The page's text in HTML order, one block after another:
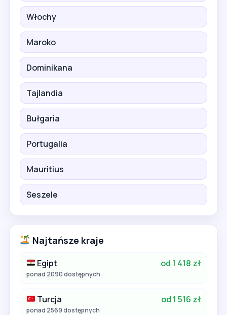
Włochy
Maroko
Dominikana
Tajlandia
Bułgaria
Portugalia
Mauritius
Seszele
Najtańsze kraje
Egipt od 1 418 zł
ponad 2090 dostępnych
Turcja od 1 516 zł
ponad 2569 dostępnych